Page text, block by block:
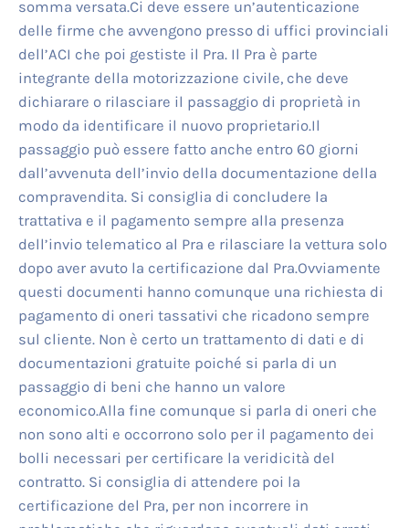
somma versata.Ci deve essere un’autenticazione
delle firme che avvengono presso di uffici provinciali
dell’ACI che poi gestiste il Pra. Il Pra è parte
integrante della motorizzazione civile, che deve
dichiarare o rilasciare il passaggio di proprietà in
modo da identificare il nuovo proprietario.Il
passaggio può essere fatto anche entro 60 giorni
dall’avvenuta dell’invio della documentazione della
compravendita. Si consiglia di concludere la
trattativa e il pagamento sempre alla presenza
dell’invio telematico al Pra e rilasciare la vettura solo
dopo aver avuto la certificazione dal Pra.Ovviamente
questi documenti hanno comunque una richiesta di
pagamento di oneri tassativi che ricadono sempre
sul cliente. Non è certo un trattamento di dati e di
documentazioni gratuite poiché si parla di un
passaggio di beni che hanno un valore
economico.Alla fine comunque si parla di oneri che
non sono alti e occorrono solo per il pagamento dei
bolli necessari per certificare la veridicità del
contratto. Si consiglia di attendere poi la
certificazione del Pra, per non incorrere in